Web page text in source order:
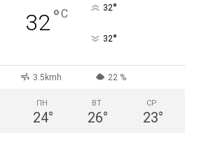
32°C 32°
32°
3.5kmh 22 %
ПН
24°
ВТ
26°
СР
23°